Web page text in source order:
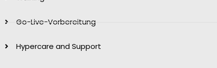
Go-Live-Vorbereitung
Hypercare and Support